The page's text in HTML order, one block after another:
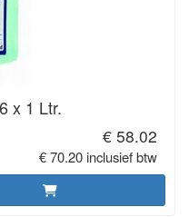
x 1 Ltr.
€ 58.02
€ 70.20 inclusief btw